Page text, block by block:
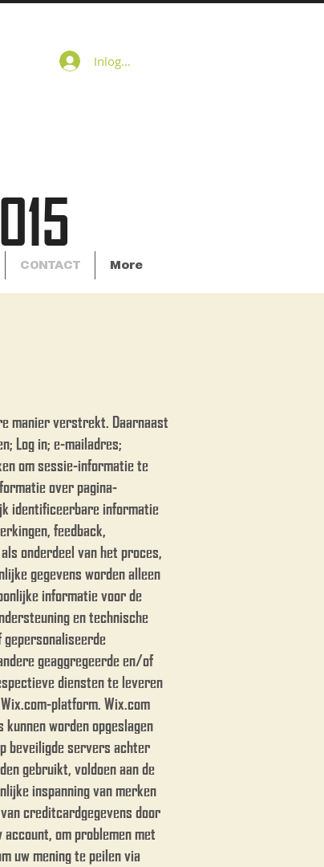
CONTACT More
Inloggen
manier verstrekt. Daarnaast
Log in; e-mailadres;
om sessie-informatie te
over pagina-
identificeerbare informatie
feedback,
onderdeel van het proces,
gegevens worden alleen
informatie voor de
en technische
gepersonaliseerde
geaggregeerde en/of
diensten te leveren
platform. Wix.com
worden opgeslagen
beveiligde servers achter
gebruikt, voldoen aan de
inspanning van merken
creditcardgegevens door
om problemen met
uw mening te peilen via